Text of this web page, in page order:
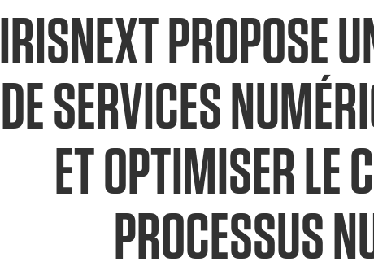
IRISNEXT PROPOSE
DE SERVICES
ET OPTIMISER LE
PROCESSUS